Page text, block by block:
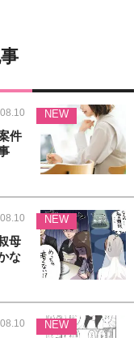
件
NEW
母
な
NEW
NEW